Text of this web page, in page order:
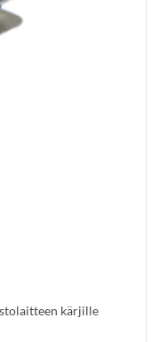
kärjille